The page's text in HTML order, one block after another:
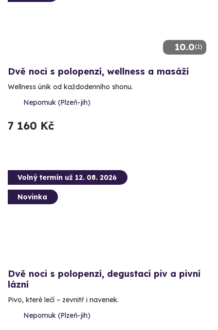
10.0(1)
Dvě noci s polopenzí, wellness a masáží
Wellness únik od každodenního shonu.
Nepomuk (Plzeň-jih)
7 160 Kč
Volný termín už 12. 08. 2026
Novinka
Dvě noci s polopenzí, degustací piv a pivní
lázní
Pivo, které lečí – zevnitř i navenek.
Nepomuk (Plzeň-jih)